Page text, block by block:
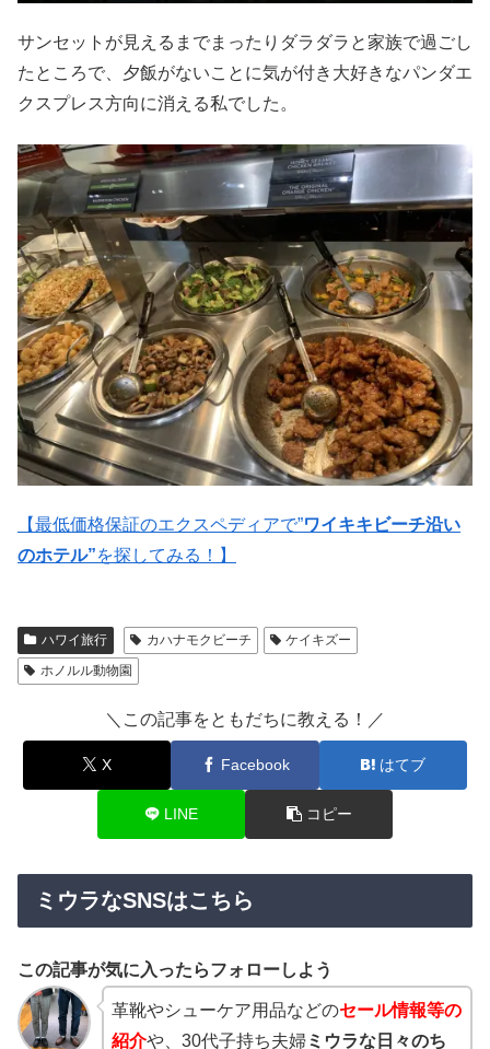
サンセットが見えるまでまったりダラダラと家族で過ごし
たところで、夕飯がないことに気が付き大好きなパンダエ
クスプレス方向に消える私でした。
【最低価格保証のエクスペディアで”ワイキキビーチ沿い
のホテル”を探してみる！】
ハワイ旅行 カハナモクビーチ
ケイキズー
ホノルル動物園
＼この記事をともだちに教える！／
X Facebook はてブ
LINE コピー
ミウラなSNSはこちら
この記事が気に入ったらフォローしよう
革靴やシューケア用品などのセール情報等の
紹介や、30代子持ち夫婦ミウラな日々のち